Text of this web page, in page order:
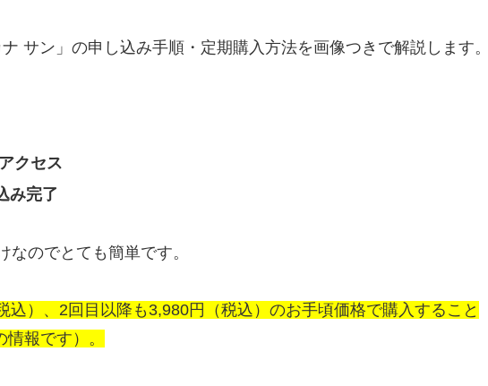
サン」の申し込み手順・定期購入方法を画像つきで解説します。
クセス
み完了
のでとても簡単です。
込）、2回目以降も3,980円（税込）のお手頃価格で購入すること
報です）。